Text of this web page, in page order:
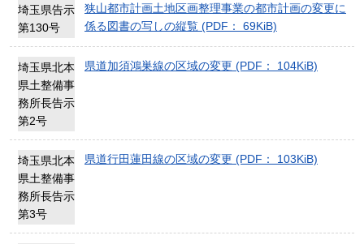
埼玉県告示
第130号
狭山都市計画土地区画整理事業の都市計画の変更に
係る図書の写しの縦覧 (PDF： 69KiB)
埼玉県北本
県土整備事
務所長告示
第2号
県道加須鴻巣線の区域の変更 (PDF： 104KiB)
埼玉県北本
県土整備事
務所長告示
第3号
県道行田蓮田線の区域の変更 (PDF： 103KiB)